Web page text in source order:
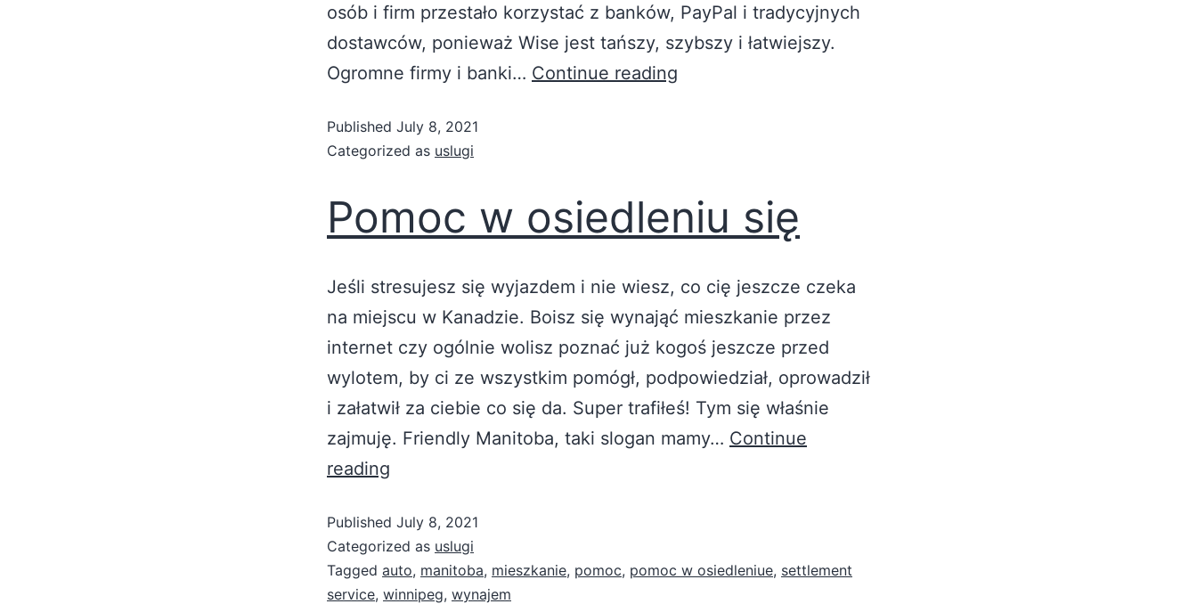
osób i firm przestało korzystać z banków, PayPal i tradycyjnych
dostawców, ponieważ Wise jest tańszy, szybszy i łatwiejszy.
Ogromne firmy i banki… Continue reading
Published July 8, 2021
Categorized as uslugi
Pomoc w osiedleniu się
Jeśli stresujesz się wyjazdem i nie wiesz, co cię jeszcze czeka
na miejscu w Kanadzie. Boisz się wynająć mieszkanie przez
internet czy ogólnie wolisz poznać już kogoś jeszcze przed
wylotem, by ci ze wszystkim pomógł, podpowiedział, oprowadził
i załatwił za ciebie co się da. Super trafiłeś! Tym się właśnie
zajmuję. Friendly Manitoba, taki slogan mamy… Continue
reading
Published July 8, 2021
Categorized as uslugi
Tagged auto, manitoba, mieszkanie, pomoc, pomoc w osiedleniue, settlement
service, winnipeg, wynajem